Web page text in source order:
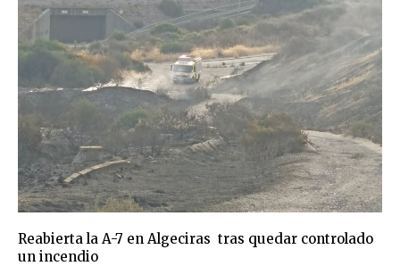
Reabierta la A-7 en Algeciras tras quedar controlado
un incendio